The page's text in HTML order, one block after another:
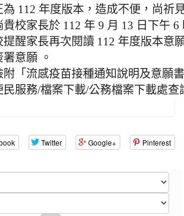
為 112 年度版本，造成不便，尚祈
貴校家長於 112 年 9 月 13 日下午
提醒家長再次閱讀 112 年度版本意
署意願 。
附「流感疫苗接種通知說明及意願
民服務/檔案下載/公務檔案下載處查
Twitter Google+ Pinterest